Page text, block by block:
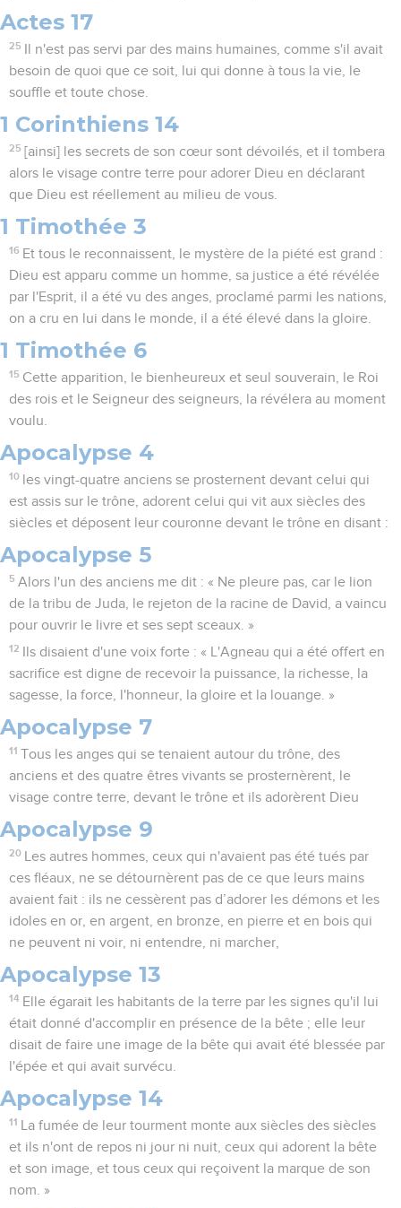
Actes 17
25
Il n'est pas servi par des mains humaines, comme s'il avait
besoin de quoi que ce soit, lui qui donne à tous la vie, le
souffle et toute chose.
1 Corinthiens 14
25 [ainsi] les secrets de son cœur sont dévoilés, et il tombera
alors le visage contre terre pour adorer Dieu en déclarant
que Dieu est réellement au milieu de vous.
1 Timothée 3
16 Et tous le reconnaissent, le mystère de la piété est grand :
Dieu est apparu comme un homme, sa justice a été révélée
par l'Esprit, il a été vu des anges, proclamé parmi les nations,
on a cru en lui dans le monde, il a été élevé dans la gloire.
1 Timothée 6
15 Cette apparition, le bienheureux et seul souverain, le Roi
des rois et le Seigneur des seigneurs, la révélera au moment
voulu.
Apocalypse 4
10 les vingt-quatre anciens se prosternent devant celui qui
est assis sur le trône, adorent celui qui vit aux siècles des
siècles et déposent leur couronne devant le trône en disant :
Apocalypse 5
5 Alors l'un des anciens me dit : « Ne pleure pas, car le lion
de la tribu de Juda, le rejeton de la racine de David, a vaincu
pour ouvrir le livre et ses sept sceaux. »
12
Ils disaient d'une voix forte : « L'Agneau qui a été offert en
sacrifice est digne de recevoir la puissance, la richesse, la
sagesse, la force, l'honneur, la gloire et la louange. »
Apocalypse 7
11 Tous les anges qui se tenaient autour du trône, des
anciens et des quatre êtres vivants se prosternèrent, le
visage contre terre, devant le trône et ils adorèrent Dieu
Apocalypse 9
20
Les autres hommes, ceux qui n'avaient pas été tués par
ces fléaux, ne se détournèrent pas de ce que leurs mains
avaient fait : ils ne cessèrent pas d’adorer les démons et les
idoles en or, en argent, en bronze, en pierre et en bois qui
ne peuvent ni voir, ni entendre, ni marcher,
Apocalypse 13
14 Elle égarait les habitants de la terre par les signes qu'il lui
était donné d'accomplir en présence de la bête ; elle leur
disait de faire une image de la bête qui avait été blessée par
l'épée et qui avait survécu.
Apocalypse 14
11
La fumée de leur tourment monte aux siècles des siècles
et ils n'ont de repos ni jour ni nuit, ceux qui adorent la bête
et son image, et tous ceux qui reçoivent la marque de son
nom. »